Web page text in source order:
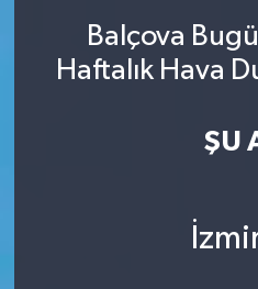
Balçova
Haftalık Hava
ŞU
Son Dakika Haberleri